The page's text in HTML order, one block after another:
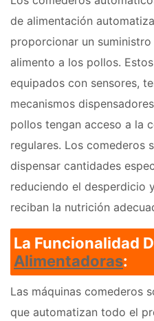
de alimentación
proporcionar un
alimento a los pollos.
equipados con sensores,
mecanismos
pollos tengan acceso a la
regulares. Los comederos
dispensar cantidades
reduciendo el desperdicio
reciban la nutrición
La Funcionalidad
Alimentadoras:
Las máquinas comederos
que automatizan todo el